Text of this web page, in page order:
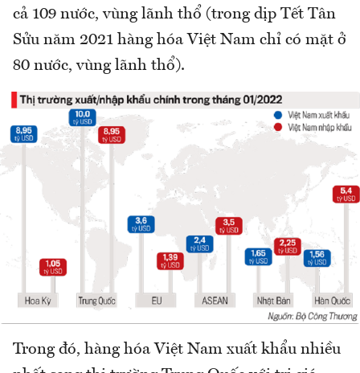
cả 109 nước, vùng lãnh thổ (trong dịp Tết Tân
Sửu năm 2021 hàng hóa Việt Nam chỉ có mặt ở
80 nước, vùng lãnh thổ).
Trong đó, hàng hóa Việt Nam xuất khẩu nhiều